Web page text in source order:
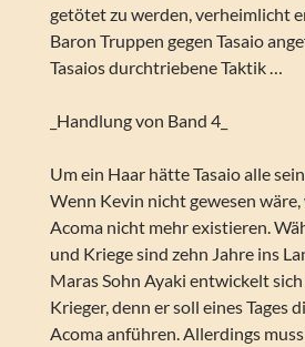
getötet zu werden, verheimlicht
Baron Truppen gegen Tasaio
Tasaios durchtriebene Taktik …
_Handlung von Band 4_
Um ein Haar hätte Tasaio alle
Wenn Kevin nicht gewesen
Acoma nicht mehr existieren.
und Kriege sind zehn Jahre ins
Maras Sohn Ayaki entwickelt
Krieger, denn er soll eines Tages
Acoma anführen. Allerdings